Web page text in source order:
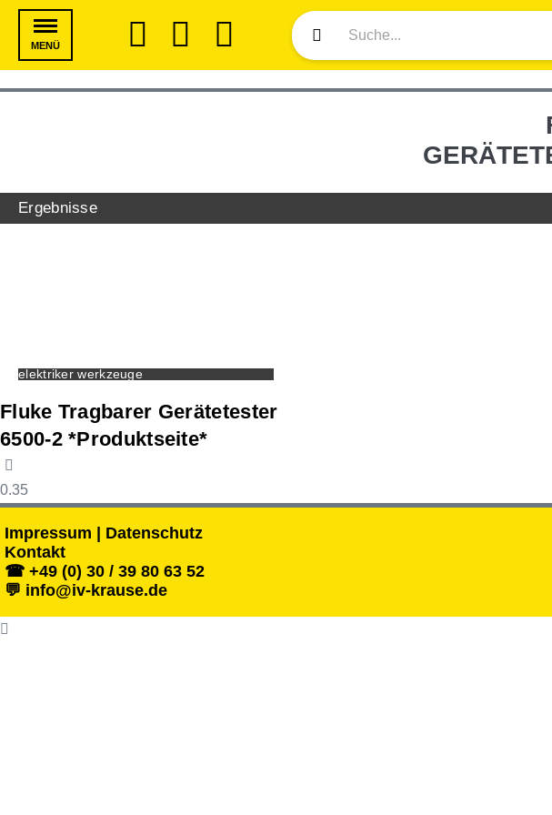
MENÜ
Ergebnisse
elektriker werkzeuge
Fluke Tragbarer Gerätetester
6500-2 *Produktseite*
Impressum | Datenschutz
Kontakt
☎ +49 (0) 30 / 39 80 63 52
💬 info@iv-krause.de